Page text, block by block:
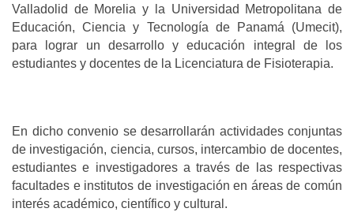
Valladolid de Morelia y la Universidad Metropolitana de
Educación, Ciencia y Tecnología de Panamá (Umecit),
para lograr un desarrollo y educación integral de los
estudiantes y docentes de la Licenciatura de Fisioterapia.
En dicho convenio se desarrollarán actividades conjuntas
de investigación, ciencia, cursos, intercambio de docentes,
estudiantes e investigadores a través de las respectivas
facultades e institutos de investigación en áreas de común
interés académico, científico y cultural.